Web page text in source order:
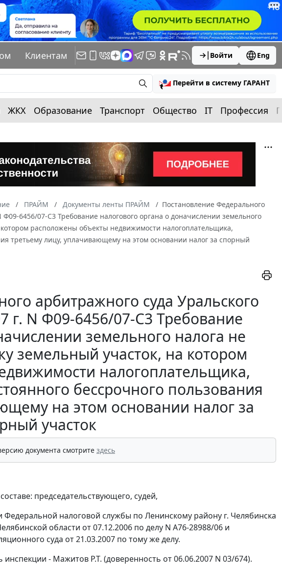
Клиентам Войти Eng
Перейти в систему ГАРАНТ
ЖКХ Образование Транспорт Общество IT Профессия
ПРАЙМ Документы ленты ПРАЙМ
Постановление Федерального
Ф09-6456/07-С3 Требование налогового органа о доначислении земельного
расположены объекты недвижимости налогоплательщика,
третьему лицу, уплачивающему на этом основании налог за спорный
арбитражного суда Уральского
г. N Ф09-6456/07-С3 Требование
земельного налога не
земельный участок, на котором
налогоплательщика,
бессрочного пользования
на этом основании налог за
участок
документа смотрите здесь
председательствующего, судей,
налоговой службы по Ленинскому району г. Челябинска
области от 07.12.2006 по делу N А76-28988/06 и
суда от 21.03.2007 по тому же делу.
- Мажитов Р.Т. (доверенность от 06.06.2007 N 03/674).